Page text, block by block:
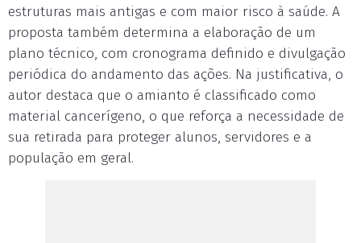
estruturas mais antigas e com maior risco à saúde. A
proposta também determina a elaboração de um
plano técnico, com cronograma definido e divulgação
periódica do andamento das ações. Na justificativa, o
autor destaca que o amianto é classificado como
material cancerígeno, o que reforça a necessidade de
sua retirada para proteger alunos, servidores e a
população em geral.